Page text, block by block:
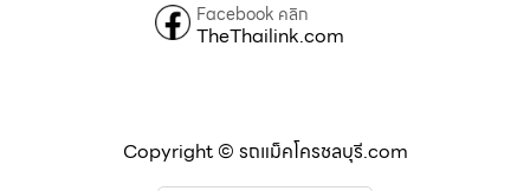
Facebook คลิก
TheThailink.com
Copyright © รถแม็คโครชลบุรี.com